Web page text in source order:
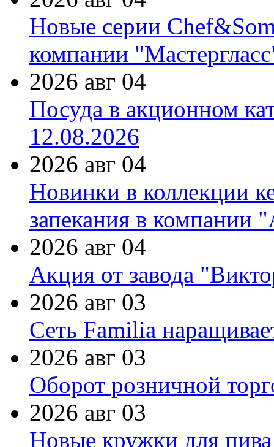
Новые серии
компании
2026 авг 04
Посуда в акционном
12.08.2026
2026 авг 04
Новинки в коллекции
запекания в компании
2026 авг 04
Акция от завода
2026 авг 03
Сеть Familia
2026 авг 03
Оборот розничной
2026 авг 03
Новые кружки для